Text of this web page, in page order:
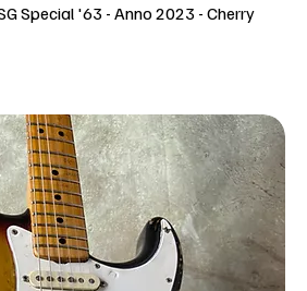
Special '63 - Anno 2023 - Cherry